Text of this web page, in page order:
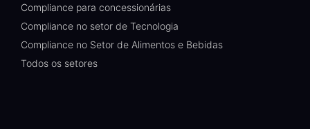
Compliance para concessionárias
Compliance no setor de Tecnologia
Compliance no Setor de Alimentos e Bebidas
Todos os setores